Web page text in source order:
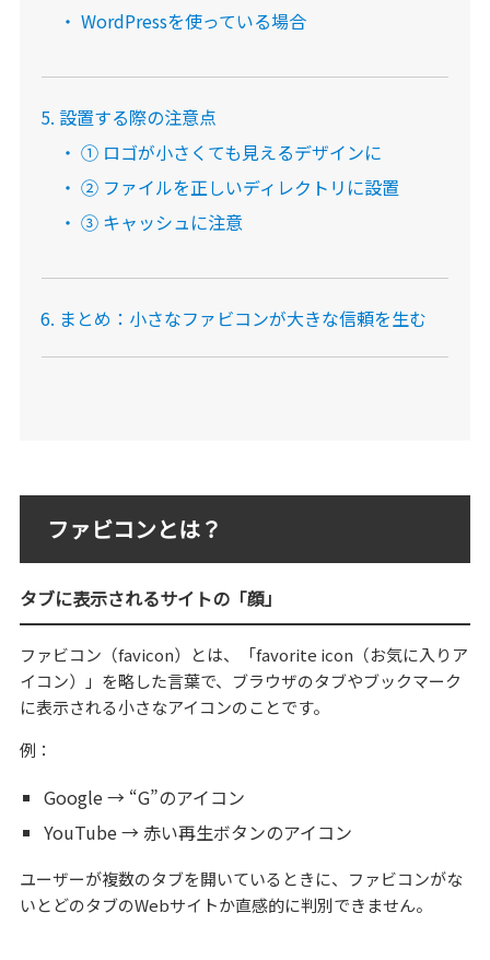
WordPressを使っている場合
設置する際の注意点
① ロゴが小さくても見えるデザインに
② ファイルを正しいディレクトリに設置
③ キャッシュに注意
まとめ：小さなファビコンが大きな信頼を生む
ファビコンとは？
タブに表示されるサイトの「顔」
ファビコン（favicon）とは、「favorite icon（お気に入りア
イコン）」を略した言葉で、ブラウザのタブやブックマーク
に表示される小さなアイコンのことです。
例：
Google → “G”のアイコン
YouTube → 赤い再生ボタンのアイコン
ユーザーが複数のタブを開いているときに、ファビコンがな
いとどのタブのWebサイトか直感的に判別できません。